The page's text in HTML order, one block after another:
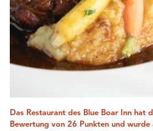
Das Restaurant des Blue Boar Inn hat
Bewertung von 26 Punkten und